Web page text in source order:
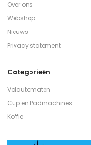
Over ons
Webshop
Nieuws
Privacy statement
Categorieën
Volautomaten
Cup en Padmachines
Koffie